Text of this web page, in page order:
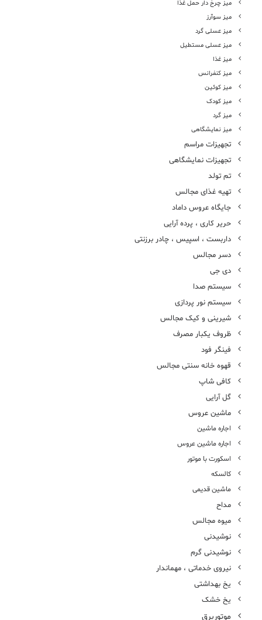
میز چرخ دار حمل غذا
میز سوآرز
میز عسلی گرد
میز عسلی مستطیل
میز غذا
میز کنفرانس
میز کوئین
میز کودک
میز گرد
میز نمایشگاهی
تجهیزات مراسم
تجهیزات نمایشگاهی
تم تولد
تهیه غذای مجالس
جایگاه عروس داماد
حریر کاری ، پرده آرایی
داربست ، اسپیس ، چادر برزنتی
دسر مجالس
دی جی
سیستم صدا
سیستم نور پردازی
شیرینی و کیک مجالس
ظروف یکبار مصرف
فینگر فود
قهوه خانه سنتی مجالس
کافی شاپ
گل آرایی
ماشین عروس
اجاره ماشین
اجاره ماشین عروس
اسکورت با موتور
کالسکه
ماشین قدیمی
مداح
میوه مجالس
نوشیدنی
نوشیدنی گرم
نیروی خدماتی ، مهماندار
یخ بهداشتی
یخ خشک
موتوربرق